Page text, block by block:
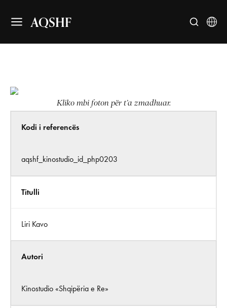
AQSHF
Kliko mbi foton për t’a zmadhuar.
Kodi i referencës
aqshf_kinostudio_id_php0203
Titulli
Liri Kavo
Autori
Kinostudio «Shqipëria e Re»